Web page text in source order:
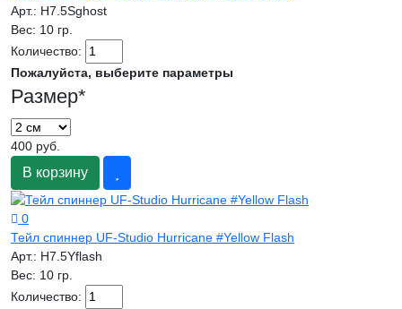
Арт.: H7.5Sghost
Вес: 10 гр.
Количество:
Пожалуйста, выберите параметры
Размер*
400 руб.
В корзину
0
Тейл спиннер UF-Studio Hurricane #Yellow Flash
Арт.: H7.5Yflash
Вес: 10 гр.
Количество: